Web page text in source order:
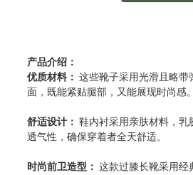
产品介绍：
优质材料： 这些靴子采用光滑且略带
面，既能紧贴腿部，又能展现时尚感。
舒适设计： 鞋内衬采用亲肤材料，乳
透气性，确保穿着者全天舒适。
时尚前卫造型： 这款过膝长靴采用经